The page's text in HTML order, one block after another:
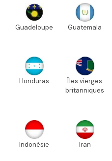
Guadeloupe Guatemala
Honduras
Îles vierges
britanniques
Indonésie Iran